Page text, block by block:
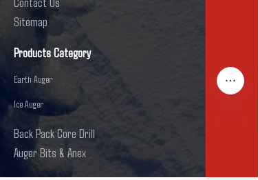
Sitemap
Products Category
Earth Auger
Ice Auger
Back Pack Core Drill
Auger Bits & Anex
PT